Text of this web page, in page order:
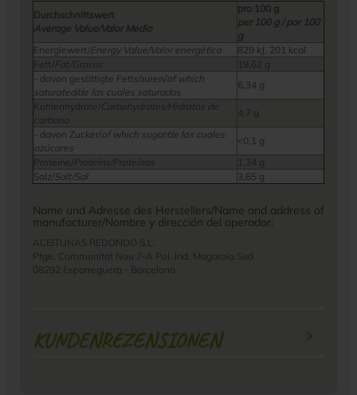
Durchschnittswert
Average Value/Valor Medio
pro 100 g
per 100 g / por 100
g
Energiewert/Energy Value/Valor energético
829 kJ, 201 kcal
Fett/ Fat/Grasas
19,62 g
- davon gesättigte Fettsäuren/of which
saturated/de las cuales saturadas
6,34 g
Kohlenhydrate/ Carbohydrates/Hidratos de
carbono
4,7 g
- davon Zucker/of which sugar/de los cuales
azúcares
<0,1 g
Proteine/ Proteins/Proteínas
1,34 g
Salz/Salt/Sal 3,65 g
Name und Adresse des Herstellers/Name and address of
manufacturer/Nombre y dirección del operador:
ACEITUNAS REDONDO S.L.
Ptge. Communitat Nou 7-A Pol. Ind. Magarola Sud
08292 Esparreguera - Barcelona
KUNDENREZENSIONEN